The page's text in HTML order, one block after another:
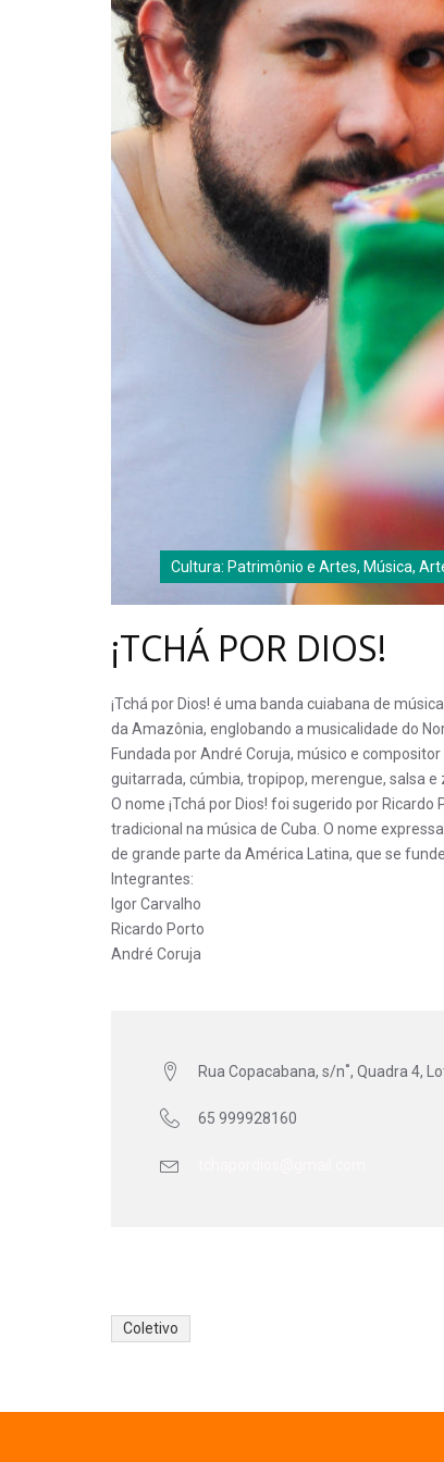
Cultura: Patrimônio e Artes, Música,
¡TCHÁ POR DIOS!
¡Tchá por Dios! é uma banda cuiabana de
da Amazônia, englobando a musicalidade do
Fundada por André Coruja, músico e
guitarrada, cúmbia, tropipop, merengue, salsa e
O nome ¡Tchá por Dios! foi sugerido por
tradicional na música de Cuba. O nome
de grande parte da América Latina, que se
Integrantes:
Igor Carvalho
Ricardo Porto
André Coruja
Rua Copacabana, s/n˚, Quadra 4,
65 999928160
Coletivo